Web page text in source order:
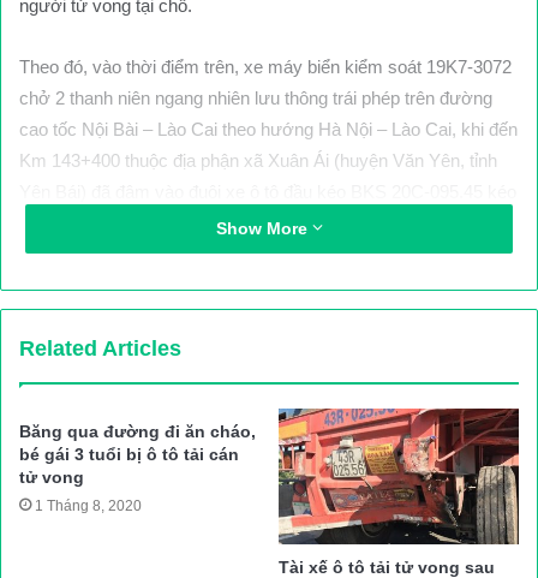
người tử vong tại chỗ.
Theo đó, vào thời điểm trên, xe máy biển kiểm soát 19K7-3072
chở 2 thanh niên ngang nhiên lưu thông trái phép trên đường
cao tốc Nội Bài – Lào Cai theo hướng Hà Nội – Lào Cai, khi đến
Km 143+400 thuộc địa phận xã Xuân Ái (huyện Văn Yên, tỉnh
theo rơmoóc 20R-005.44 bị hỏng máy đang đỗ ở làn dừng khẩn
cấp.
Thời điểm này, lái xe đầu kéo không có mặt tại hiện trường. Vụ
tai nạn khiến 2 người đi trên xe máy tử vong tại chỗ.
Danh tính các nạn nhân được xác định là Phùng Tiến Hiếu (SN
1998, trú tại thôn Nghĩa Lạc, xã Hoàng Thắng, huyện Văn Yên,
tỉnh Yên Bái) và Trần Văn Linh (SN 2002, trú tại Thôn 1, xã Quy
Mông, huyện Trấn Yên, tỉnh Yên Bái).
Hiện, vụ TNGT đang được Công an huyện Văn Yên điều tra,
Show More
Related Articles
Băng qua đường đi ăn cháo,
bé gái 3 tuổi bị ô tô tải cán
tử vong
1 Tháng 8, 2020
Tài xế ô tô tải tử vong sau